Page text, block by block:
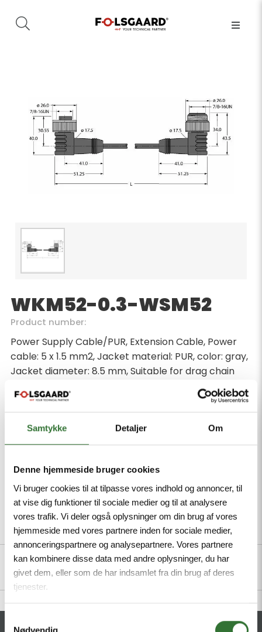
Samtykke Detaljer Om
Denne hjemmeside bruger cookies
Vi bruger cookies til at tilpasse vores indhold og annoncer, til
at vise dig funktioner til sociale medier og til at analysere
vores trafik. Vi deler også oplysninger om din brug af vores
hjemmeside med vores partnere inden for sociale medier,
annonceringspartnere og analysepartnere. Vores partnere
kan kombinere disse data med andre oplysninger, du har
givet dem, eller som de har indsamlet fra din brug af deres
tjenester.
WKM52-0.3-WSM52
Product number:
Power Supply Cable/PUR, Extension Cable, Power
cable: 5 x 1.5 mm2, Jacket material: PUR, color: gray,
Jacket diameter: 8.5 mm, Suitable for drag chain
use, Oil-resistant and flame-retardant, Halogen-
free, Cable length: 0.3 m, 7/8" female, angled, 7/8"
male, angled
Minimum order quantity: 1
Description Specifications Files